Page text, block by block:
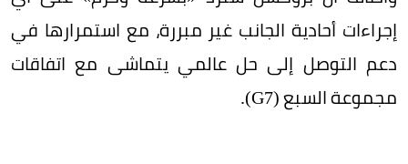
إجراءات أحادية الجانب غير مبررة، مع استمرارها في
دعم التوصل إلى حل عالمي يتماشى مع اتفاقات
مجموعة السبع (G7).